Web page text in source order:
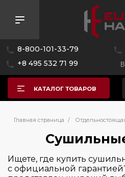
8-800-101-33-79
+8 495 532 71 99
КАТАЛОГ ТОВАРОВ
Главная страница /
Ищете, где купить
с официальной
Розничная цена
—
Бренд
Hiberg
Страна производитель
Цвет